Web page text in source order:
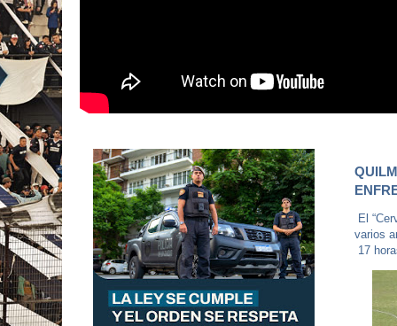
El
varios
17